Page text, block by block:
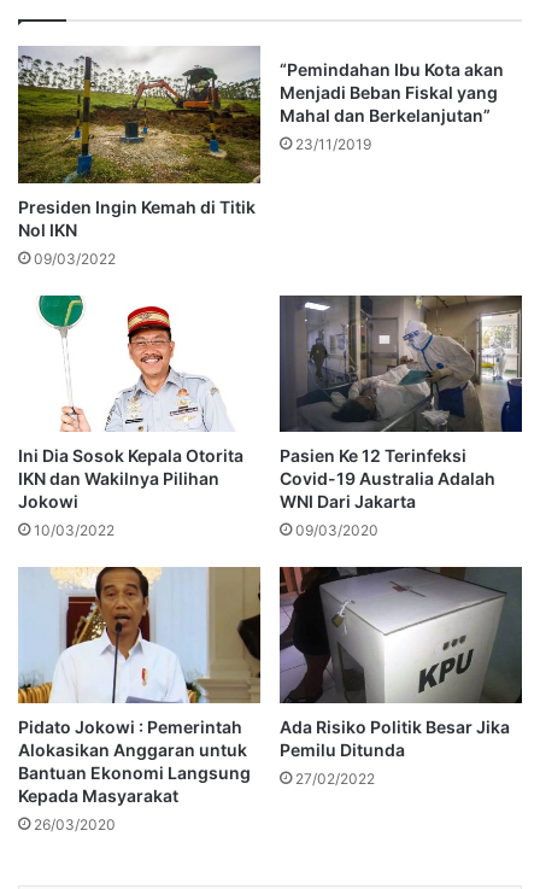
Presiden Ingin Kemah di Titik
Nol IKN
09/03/2022
“Pemindahan Ibu Kota akan
Menjadi Beban Fiskal yang
Mahal dan Berkelanjutan”
23/11/2019
Ini Dia Sosok Kepala Otorita
IKN dan Wakilnya Pilihan
Jokowi
10/03/2022
Pasien Ke 12 Terinfeksi
Covid-19 Australia Adalah
WNI Dari Jakarta
09/03/2020
Pidato Jokowi : Pemerintah
Alokasikan Anggaran untuk
Bantuan Ekonomi Langsung
Kepada Masyarakat
26/03/2020
Ada Risiko Politik Besar Jika
Pemilu Ditunda
27/02/2022